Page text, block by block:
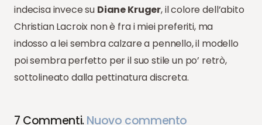
indecisa invece su Diane Kruger, il colore dell’abito
Christian Lacroix non è fra i miei preferiti, ma
indosso a lei sembra calzare a pennello, il modello
poi sembra perfetto per il suo stile un po’ retrò,
sottolineato dalla pettinatura discreta.
7 Commenti.Nuovo commento